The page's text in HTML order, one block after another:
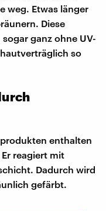
weg. Etwas länger
Diese
ganz ohne UV-
so
enthalten
reagiert mit
Dadurch wird
gefärbt.